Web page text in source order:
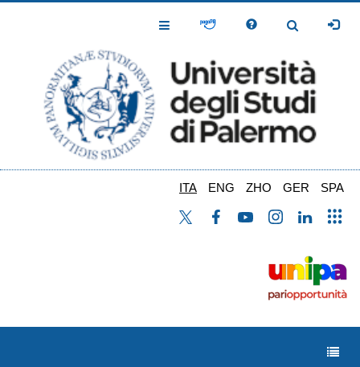
Toggle
Toggle
ITA ENG ZHO GER SPA